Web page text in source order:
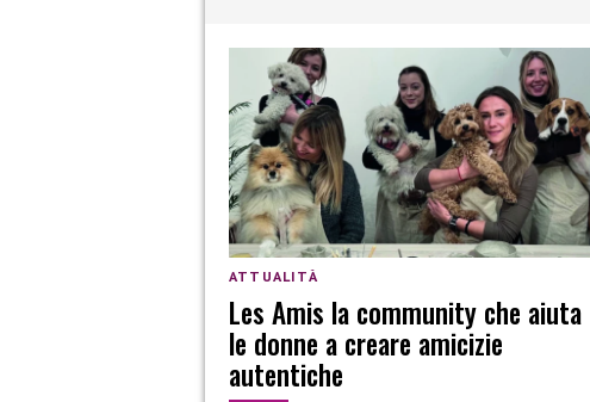
ATTUALITÀ
Les Amis la community che aiuta
le donne a creare amicizie
autentiche